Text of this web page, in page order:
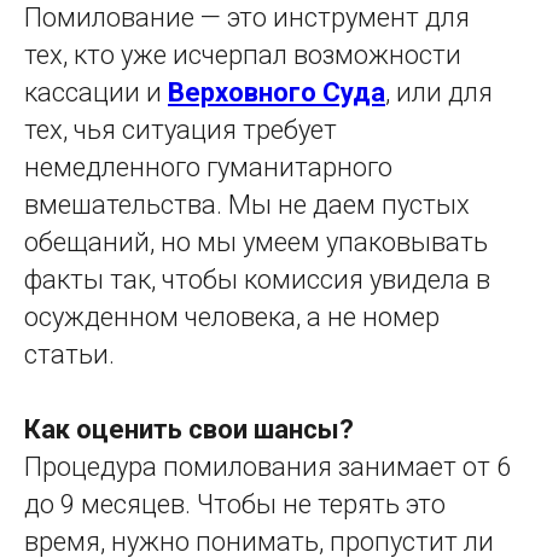
Помилование — это инструмент для
тех, кто уже исчерпал возможности
кассации и Верховного Суда, или для
тех, чья ситуация требует
немедленного гуманитарного
вмешательства. Мы не даем пустых
обещаний, но мы умеем упаковывать
факты так, чтобы комиссия увидела в
осужденном человека, а не номер
статьи.
Как оценить свои шансы?
Процедура помилования занимает от 6
до 9 месяцев. Чтобы не терять это
время, нужно понимать, пропустит ли